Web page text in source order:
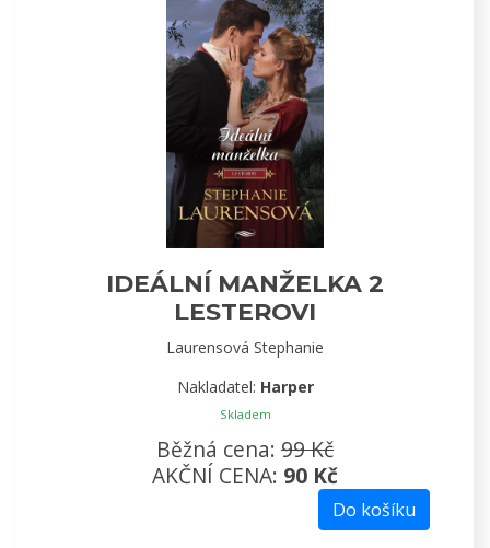
IDEÁLNÍ MANŽELKA 2
LESTEROVI
Laurensová Stephanie
Nakladatel: Harper
Skladem
Běžná cena: 99 Kč
AKČNÍ CENA: 90 Kč
Do košíku